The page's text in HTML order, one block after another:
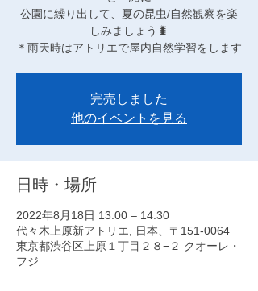
公園に繰り出して、夏の昆虫/自然観察を楽
しみましょう🐛
＊雨天時はアトリエで屋内自然学習をします
完売しました
他のイベントを見る
日時・場所
2022年8月18日 13:00 – 14:30
代々木上原新アトリエ, 日本、〒151-0064
東京都渋谷区上原１丁目２８−２ クオーレ・
フジ